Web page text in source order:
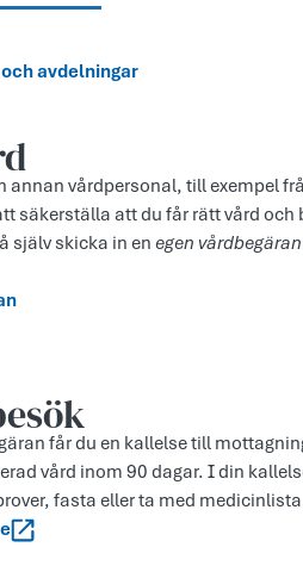
avdelningar
vårdpersonal, till exempel
säkerställa att du får rätt vård och
själv skicka in en egen vårdbegäran
får du en kallelse till
vård inom 90 dagar. I din
fasta eller ta med